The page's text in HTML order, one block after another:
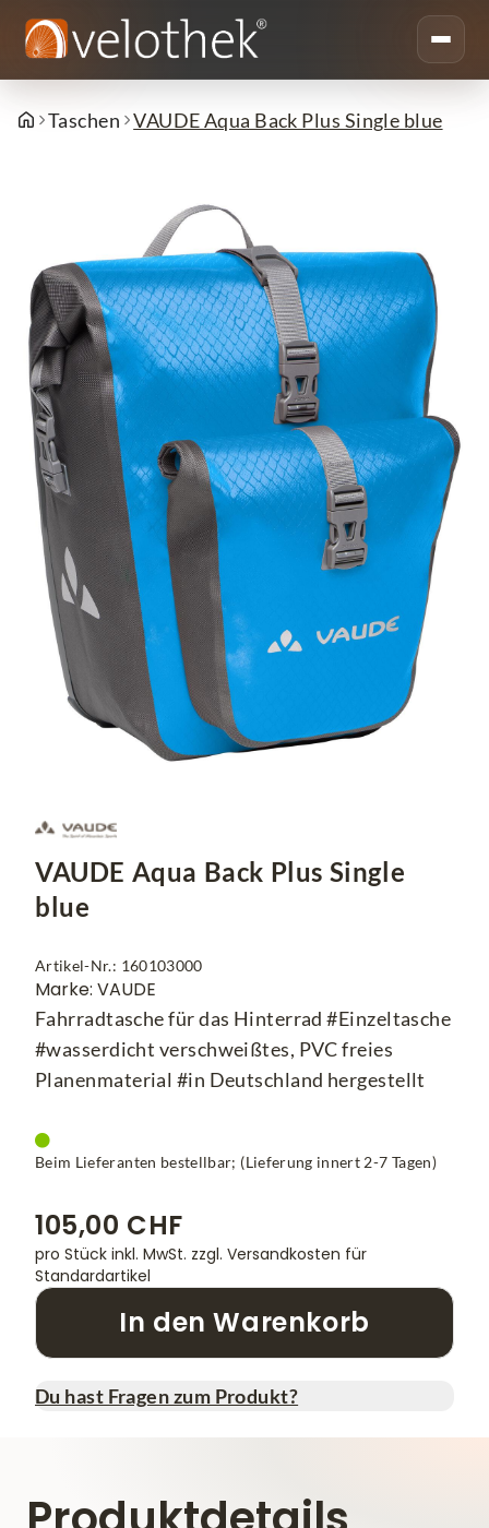
Taschen VAUDE Aqua Back Plus Single blue
VAUDE Aqua Back Plus Single
blue
Artikel-Nr.: 160103000
Marke: VAUDE
Fahrradtasche für das Hinterrad #Einzeltasche
#wasserdicht verschweißtes, PVC freies
Planenmaterial #in Deutschland hergestellt
Beim Lieferanten bestellbar; (Lieferung innert 2-7 Tagen)
105,00 CHF
pro Stück inkl. MwSt. zzgl. Versandkosten für
Standardartikel
In den Warenkorb
Du hast Fragen zum Produkt?